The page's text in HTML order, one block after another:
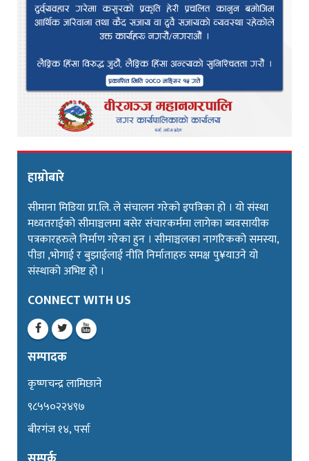
हाम्रोबारे
सीमाना मिडिया प्रा.लि. ले संचालन गरेको इपत्रिका हो । यो संस्था
मध्यतराईको सीमाञ्चलमा बसेर संचारकर्ममा लागेका ब्यवसायीक
पत्रकारहरुले निर्माण गरेका हुन । सीमाञ्चलका नागरिकको समस्या,
पीडा ,भोगाई र बुझाईलाई नीति निर्माताहरु समक्ष पु¥याउने यो
संस्थाको अभिष्ट हो ।
CONNECT WITH US
सम्पादक
कृष्णचन्द्र लामिछाने
९८५५०२२४९७
बीरगंज १४, पर्सा